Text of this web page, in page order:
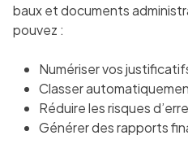
baux et documents
pouvez :
Numériser vos
Classer
Réduire les risques
Générer des rapports